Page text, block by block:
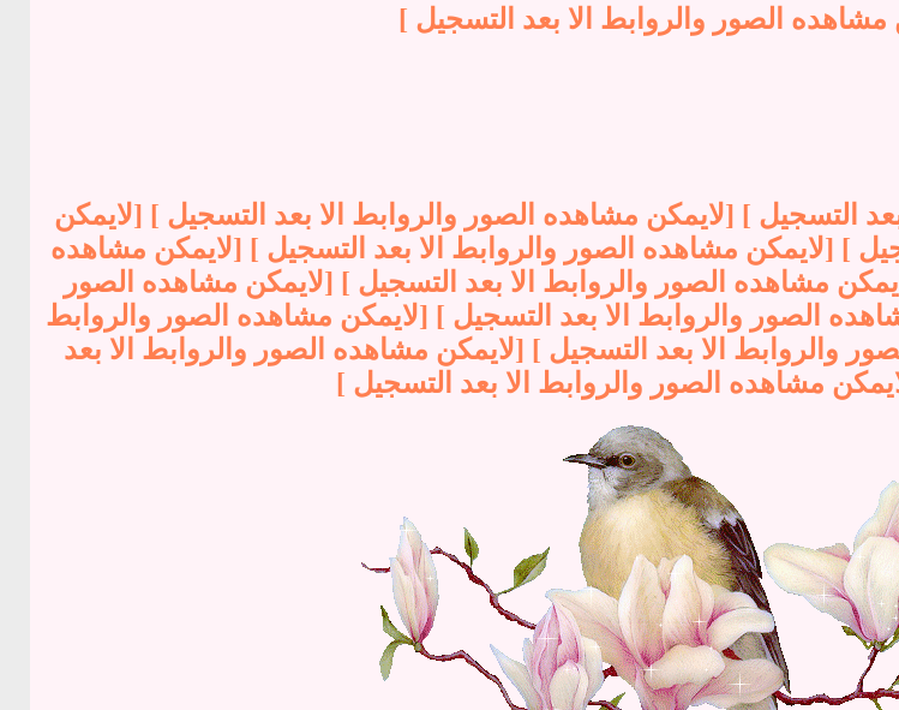
مشاهده الصور والروابط الا بعد التسجيل ]
التسجيل ] [لايمكن مشاهده الصور والروابط الا بعد التسجيل ] [لايمكن
] [لايمكن مشاهده الصور والروابط الا بعد التسجيل ] [لايمكن مشاهده
مشاهده الصور والروابط الا بعد التسجيل ] [لايمكن مشاهده الصور
الصور والروابط الا بعد التسجيل ] [لايمكن مشاهده الصور والروابط
والروابط الا بعد التسجيل ] [لايمكن مشاهده الصور والروابط الا بعد
مشاهده الصور والروابط الا بعد التسجيل ]